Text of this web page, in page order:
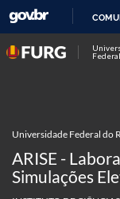
Universidade Federal do
ARISE -
Simulações